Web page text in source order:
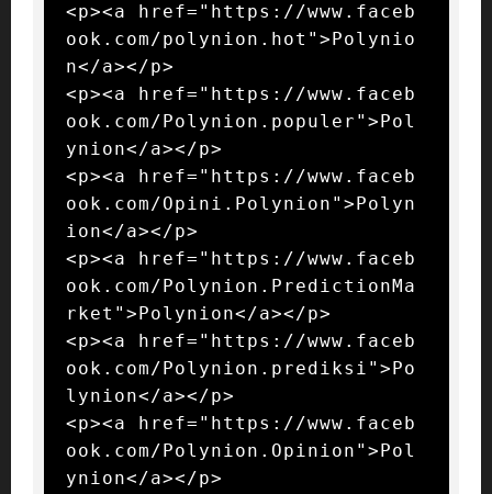
<p><a href="https://www.faceb
ook.com/polynion.hot">Polynio
n</a></p>
<p><a href="https://www.faceb
ook.com/Polynion.populer">Pol
ynion</a></p>
<p><a href="https://www.faceb
ook.com/Opini.Polynion">Polyn
ion</a></p>
<p><a href="https://www.faceb
ook.com/Polynion.PredictionMa
rket">Polynion</a></p>
<p><a href="https://www.faceb
ook.com/Polynion.prediksi">Po
lynion</a></p>
<p><a href="https://www.faceb
ook.com/Polynion.Opinion">Pol
ynion</a></p>